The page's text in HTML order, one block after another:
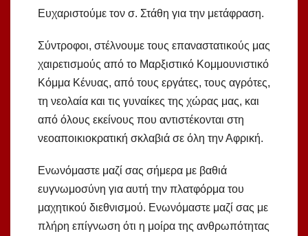
Ευχαριστούμε τον σ. Στάθη για την μετάφραση.
Σύντροφοι, στέλνουμε τους επαναστατικούς μας
χαιρετισμούς από το Μαρξιστικό Κομμουνιστικό
Κόμμα Κένυας, από τους εργάτες, τους αγρότες,
τη νεολαία και τις γυναίκες της χώρας μας, και
από όλους εκείνους που αντιστέκονται στη
νεοαποικιοκρατική σκλαβιά σε όλη την Αφρική.
Ενωνόμαστε μαζί σας σήμερα με βαθιά
ευγνωμοσύνη για αυτή την πλατφόρμα του
μαχητικού διεθνισμού. Ενωνόμαστε μαζί σας με
πλήρη επίγνωση ότι η μοίρα της ανθρωπότητας